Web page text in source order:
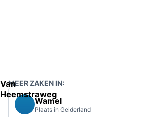
Van
Heemstraweg
MEER ZAKEN IN:
Wamel
Plaats in Gelderland